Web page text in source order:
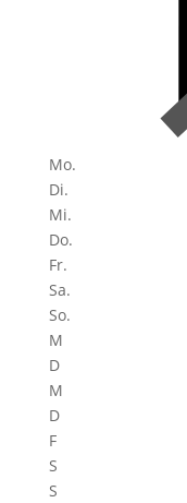
Mo.
Di.
Mi.
Do.
Fr.
Sa.
So.
M
D
M
D
F
S
S